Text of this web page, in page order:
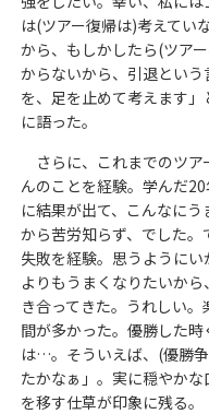
は(ツアー復帰は)考えてい
から、もしかしたら(ツア
からないから、引退とい
を、足を止めて考えます
に語った。
さらに、これまでのツア
んのことを経験。学んだ
に結果が出て、こんなに
から苦労知らず、でした
失敗を経験。思うように
よりもうまくなりたいか
き合ってきた。うれしい
間が多かった。優勝した
は…。そういえば、(優勝
たかなぁ」。実に穏やか
を移す仕草が印象に残る。